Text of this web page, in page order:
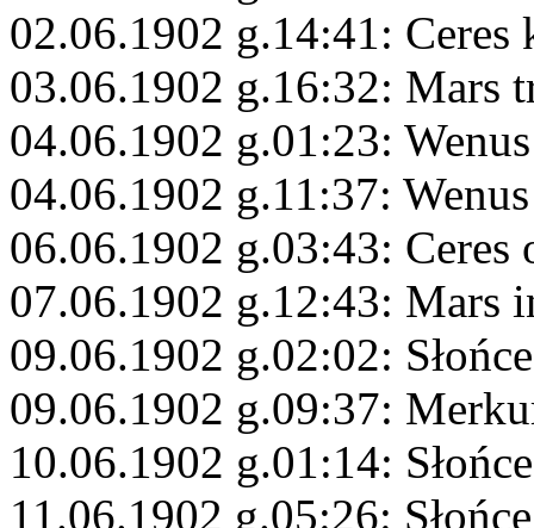
02.06.1902 g.14:41:
03.06.1902 g.16:32: Mars
04.06.1902 g.01:23:
04.06.1902 g.11:37:
06.06.1902 g.03:43: Ceres
07.06.1902 g.12:43: Mars
09.06.1902 g.02:02:
09.06.1902 g.09:37:
10.06.1902 g.01:14:
11.06.1902 g.05:26: